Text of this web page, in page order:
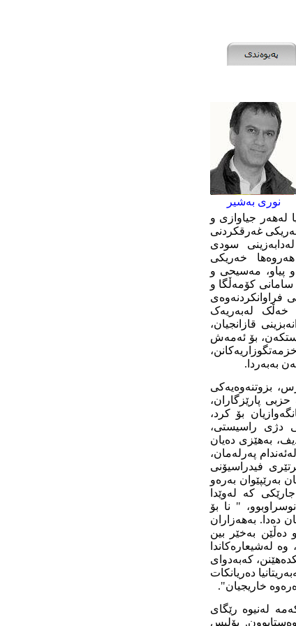
نوری بەشیر
لەهەر جیاوازی و
غەرقکردنی
سودی
خەریکی
پیاو، مەسیحی و
سامانی کۆمەڵگا و
فراوانکردنەوەی
خەڵک لەبەریەک
قازانجیان،
بۆ ئەمەش
بەبەردا.
و کۆنەپەرستانی قەومپەرستی کۆمەڵگاوە، رۆژی ١٨ی مارس، بزوتنەوەیەکی
پارێزگاران،
بۆ کرد،
دژی راسیستی،
بەهێزی دەیان
پەرلەمان،
فیدراسیۆنی
بەرێپێوان بەرەو
کە لەوێدا
" نا بۆ
دەدا. بەهەزاران
دەڵێن بەخێر بین
لەشیعارەکاندا
کەبەدوای
دەریانکات
خاریجیان".
لەنیوە رێگای
وەستابوون. پۆلیس